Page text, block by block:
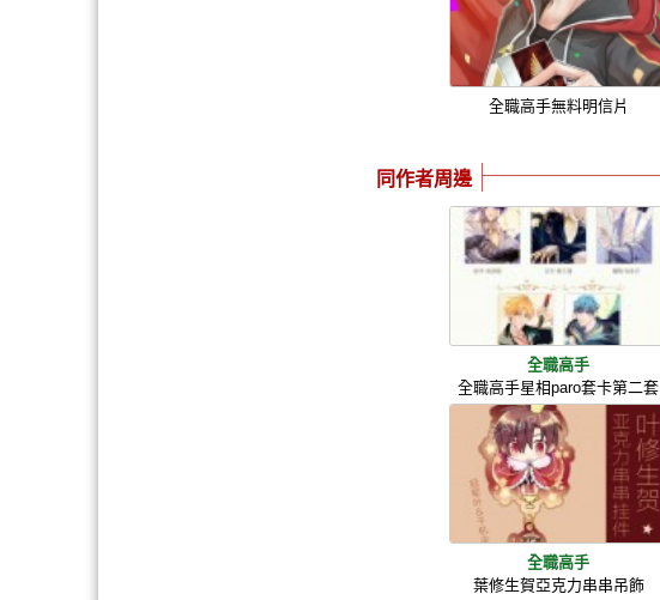
全職高手無料明信片
同作者周邊
全職高手
全職高手星相paro套卡第二套
全職高手
葉修生賀亞克力串串吊飾